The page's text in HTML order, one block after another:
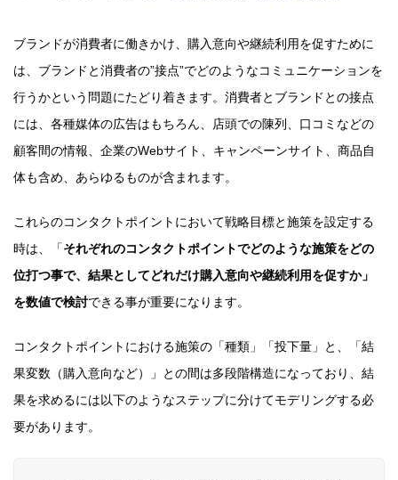
ブランドが消費者に働きかけ、購入意向や継続利用を促すために
は、ブランドと消費者の”接点”でどのようなコミュニケーションを
行うかという問題にたどり着きます。消費者とブランドとの接点
には、各種媒体の広告はもちろん、店頭での陳列、口コミなどの
顧客間の情報、企業のWebサイト、キャンペーンサイト、商品自
体も含め、あらゆるものが含まれます。
これらのコンタクトポイントにおいて戦略目標と施策を設定する
時は、「それぞれのコンタクトポイントでどのような施策をどの
位打つ事で、結果としてどれだけ購入意向や継続利用を促すか」
を数値で検討できる事が重要になります。
コンタクトポイントにおける施策の「種類」「投下量」と、「結
果変数（購入意向など）」との間は多段階構造になっており、結
果を求めるには以下のようなステップに分けてモデリングする必
要があります。